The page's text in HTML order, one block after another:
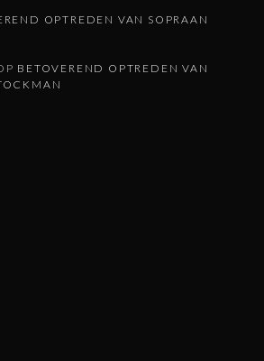
OPTREDEN VAN SOPRAAN
BETOVEREND OPTREDEN VAN